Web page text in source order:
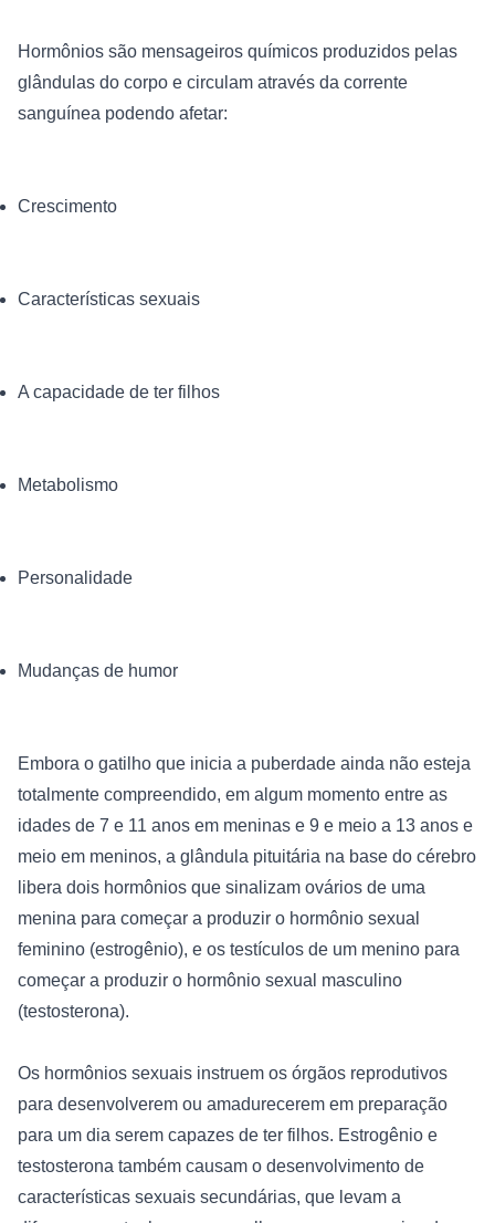
Hormônios são mensageiros químicos produzidos pelas
glândulas do corpo e circulam através da corrente
sanguínea podendo afetar:
Crescimento
Características sexuais
A capacidade de ter filhos
Metabolismo
Personalidade
Mudanças de humor
Embora o gatilho que inicia a puberdade ainda não esteja
totalmente compreendido, em algum momento entre as
idades de 7 e 11 anos em meninas e 9 e meio a 13 anos e
meio em meninos, a glândula pituitária na base do cérebro
libera dois hormônios que sinalizam ovários de uma
menina para começar a produzir o hormônio sexual
feminino (estrogênio), e os testículos de um menino para
começar a produzir o hormônio sexual masculino
(testosterona).
Os hormônios sexuais instruem os órgãos reprodutivos
para desenvolverem ou amadurecerem em preparação
para um dia serem capazes de ter filhos. Estrogênio e
testosterona também causam o desenvolvimento de
características sexuais secundárias, que levam a